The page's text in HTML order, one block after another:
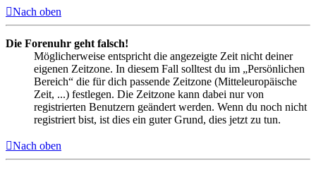
Nach oben
Die Forenuhr geht falsch!
Möglicherweise entspricht die angezeigte Zeit nicht deiner
eigenen Zeitzone. In diesem Fall solltest du im „Persönlichen
Bereich“ die für dich passende Zeitzone (Mitteleuropäische
Zeit, ...) festlegen. Die Zeitzone kann dabei nur von
registrierten Benutzern geändert werden. Wenn du noch nicht
registriert bist, ist dies ein guter Grund, dies jetzt zu tun.
Nach oben